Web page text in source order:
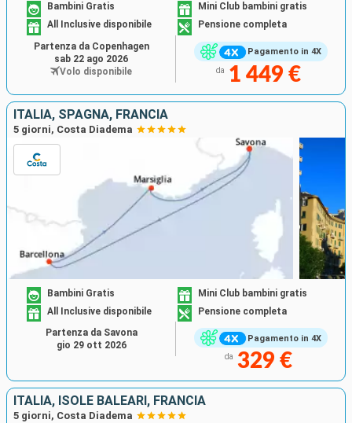
Pagamento in 4X
Bambini Gratis
Mini Club bambini gratis
All Inclusive disponibile
Pensione completa
da 1 449 €
Partenza da Copenhagen
sab 22 ago 2026
Volo disponibile
ITALIA, SPAGNA, FRANCIA
5 giorni, Costa Diadema
Pagamento in 4X
Bambini Gratis
Mini Club bambini gratis
All Inclusive disponibile
Pensione completa
da 329 €
Partenza da Savona
gio 29 ott 2026
ITALIA, ISOLE BALEARI, FRANCIA
5 giorni, Costa Diadema